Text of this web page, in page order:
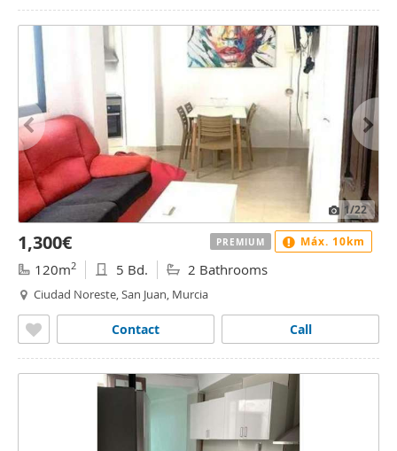
1/22
1,300€
120m2 5 Bd. 2 Bathrooms
Ciudad Noreste, San Juan, Murcia
Call
Contact
PREMIUM Máx. 10km